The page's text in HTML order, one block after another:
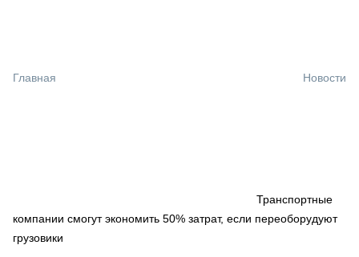
СПЕЦПРОЕКТЫ
МЕРОПРИЯТИЯ
Главная Новости
Транспортные
компании смогут экономить 50% затрат, если переоборудуют
грузовики